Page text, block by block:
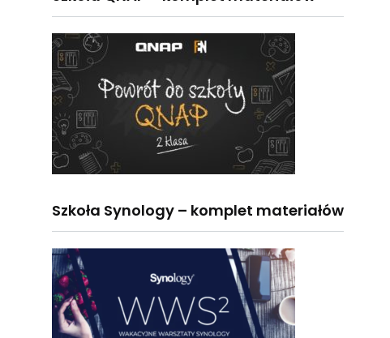
Szkoła Synology – komplet materiałów